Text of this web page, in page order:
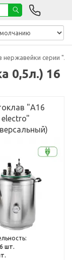
серии "А"
0,5л.) 16
"А16
electro"
шт.